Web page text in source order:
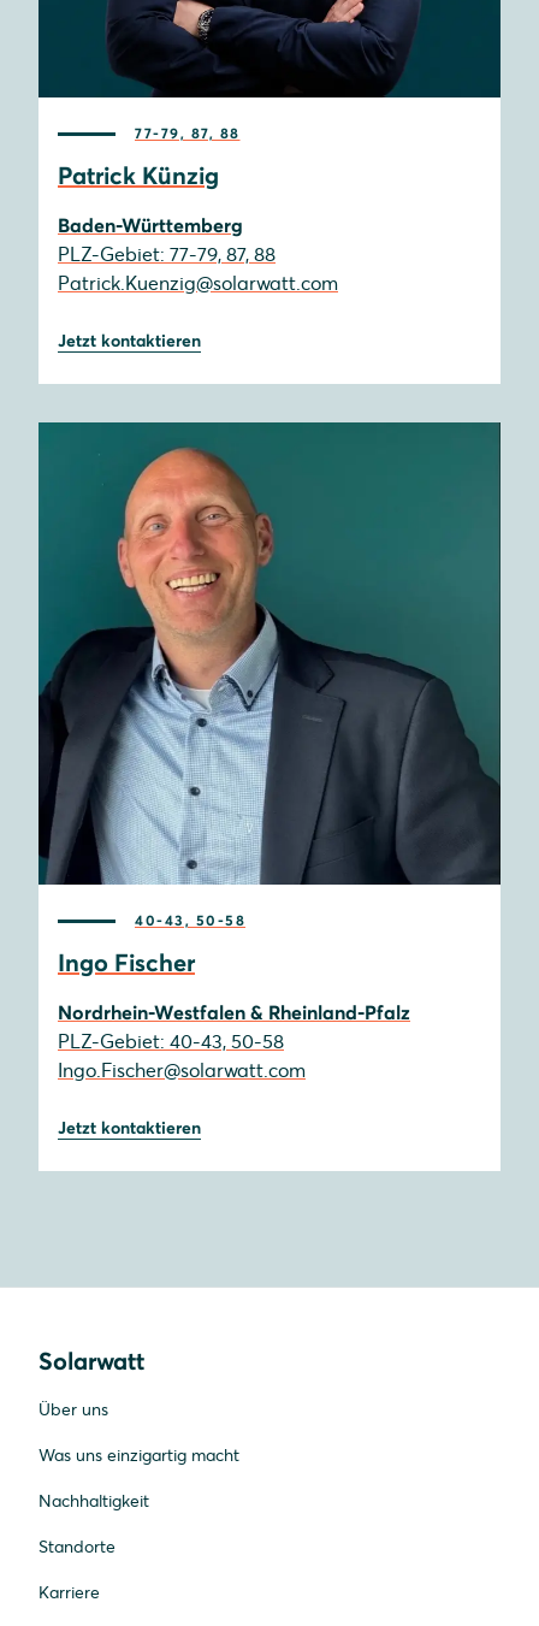
77-79, 87, 88
Patrick Künzig
Baden-Württemberg
PLZ-Gebiet: 77-79, 87, 88
Patrick.Kuenzig@solarwatt.com
Jetzt kontaktieren
40-43, 50-58
Ingo Fischer
Nordrhein-Westfalen & Rheinland-Pfalz
PLZ-Gebiet: 40-43, 50-58
Ingo.Fischer@solarwatt.com
Jetzt kontaktieren
Solarwatt
Über uns
Was uns einzigartig macht
Nachhaltigkeit
Standorte
Karriere